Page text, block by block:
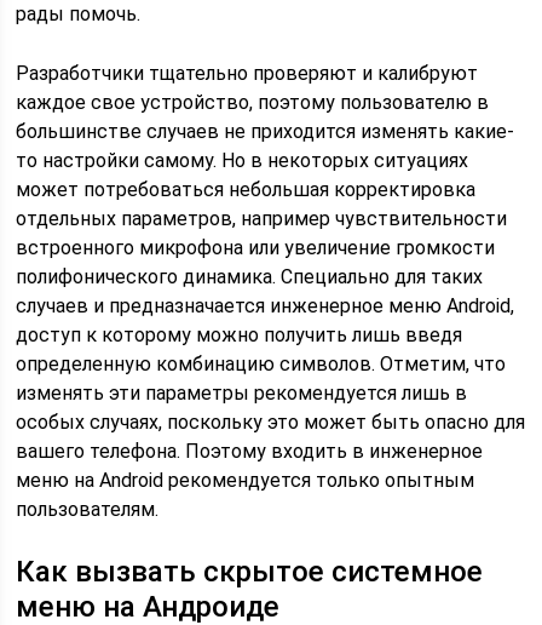
рады помочь.
Разработчики тщательно проверяют и калибруют
каждое свое устройство, поэтому пользователю в
большинстве случаев не приходится изменять какие-
то настройки самому. Но в некоторых ситуациях
может потребоваться небольшая корректировка
отдельных параметров, например чувствительности
встроенного микрофона или увеличение громкости
полифонического динамика. Специально для таких
случаев и предназначается инженерное меню Android,
доступ к которому можно получить лишь введя
определенную комбинацию символов. Отметим, что
изменять эти параметры рекомендуется лишь в
особых случаях, поскольку это может быть опасно для
вашего телефона. Поэтому входить в инженерное
меню на Android рекомендуется только опытным
пользователям.
Как вызвать скрытое системное
меню на Андроиде